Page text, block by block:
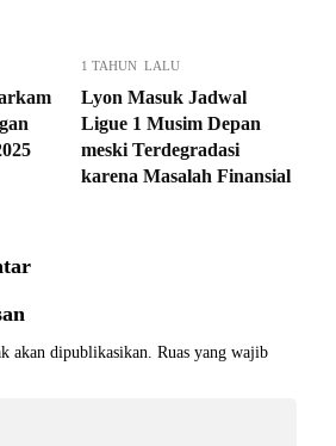
1 TAHUN LALU
Lyon Masuk Jadwal
Ligue 1 Musim Depan
meski Terdegradasi
karena Masalah Finansial
akan dipublikasikan. Ruas yang wajib